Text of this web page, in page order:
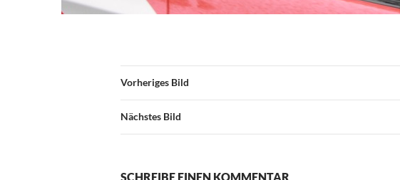
Vorheriges Bild
Nächstes Bild
SCHREIBE EINEN KOMMENTAR